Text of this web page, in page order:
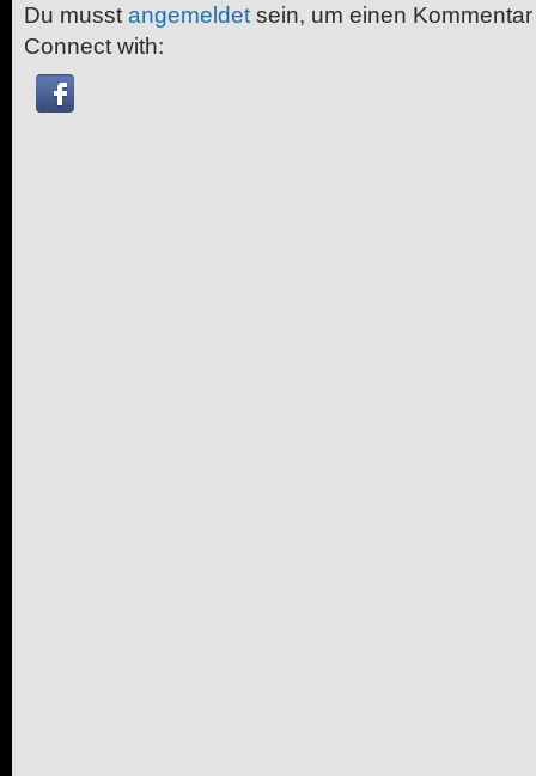
Du musst angemeldet sein, um einen
Connect with: